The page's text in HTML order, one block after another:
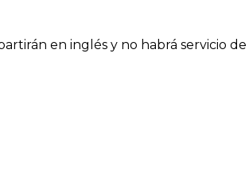
en inglés y no habrá servicio de